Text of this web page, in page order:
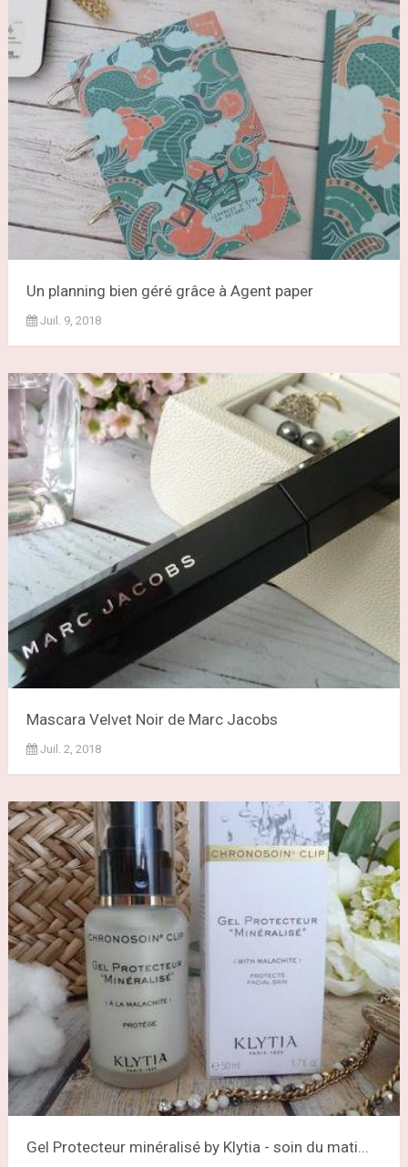
Un planning bien géré grâce à Agent paper
Juil. 9, 2018
Mascara Velvet Noir de Marc Jacobs
Juil. 2, 2018
Gel Protecteur minéralisé by Klytia - soin du mati...